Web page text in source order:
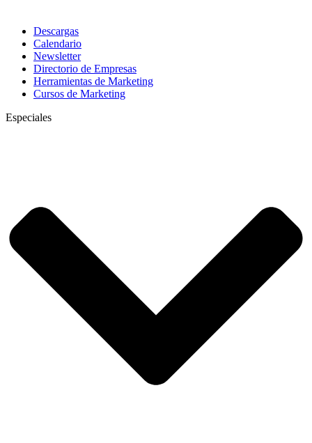
Descargas
Calendario
Newsletter
Directorio de Empresas
Herramientas de Marketing
Cursos de Marketing
Especiales